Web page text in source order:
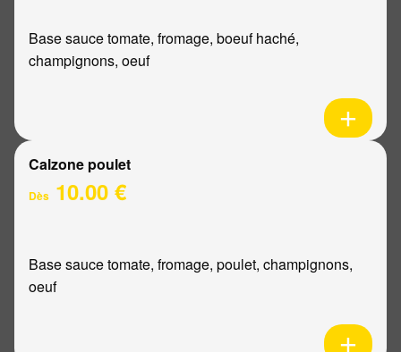
Base sauce tomate, fromage, boeuf haché,
champignons, oeuf
Calzone poulet
Dès 10.00 €
Base sauce tomate, fromage, poulet, champignons,
oeuf